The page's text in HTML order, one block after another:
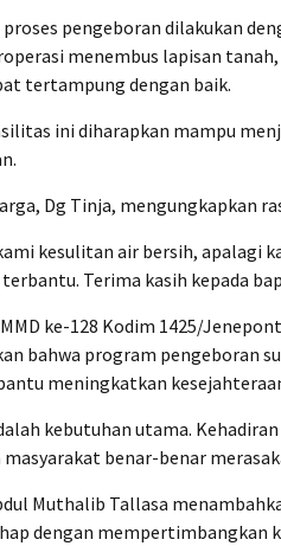
proses pengeboran dilakukan
menembus lapisan
tertampung dengan baik.
ini diharapkan mampu
Dg Tinja, mengungkapkan
kesulitan air bersih, apalagi
Terima kasih kepada
ke-128 Kodim 1425/
bahwa program pengeboran
meningkatkan
kebutuhan utama.
benar-benar
Muthalib Tallasa
dengan mempertimbangkan